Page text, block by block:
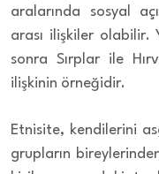
aralarında sosyal
arası ilişkiler olabilir.
sonra Sırplar ile
ilişkinin örneğidir.
Etnisite, kendilerini
grupların